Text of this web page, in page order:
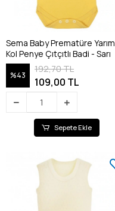
Sema Baby Prematüre Yarım
Kol Penye Çıtçıtlı Badi - Sarı
%43
192,70 TL
109,00 TL
Sepete Ekle